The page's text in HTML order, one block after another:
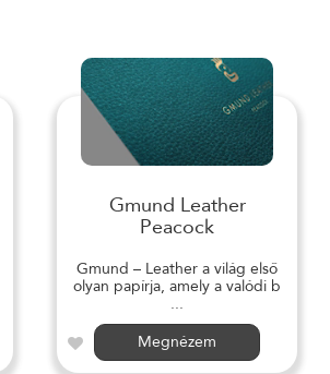
Gmund Leather
Peacock
Gmund – Leather a világ első
olyan papírja, amely a valódi b
...
Megnézem